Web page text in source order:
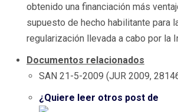
obtenido una financiación más
supuesto de hecho habilitante para
regularización llevada a cabo por la
Documentos relacionados
SAN 21-5-2009 (JUR 2009,
¿Quiere leer otros post de